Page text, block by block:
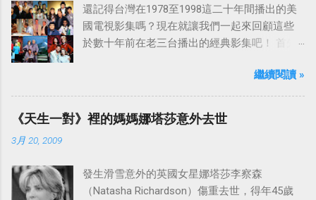
還記得台灣在1978至1998這二十年間播出的美
國電視影集嗎？現在就讓我們一起來回顧這些
於數十年前在老三台播出的經典影集吧！ 首先
「愛之船」（The Love Boat），這部影集最早
是在1977年9月24日至1986年5月24日於美國
ABC頻道首播，共播出了249集。 令人懷念的愛
之船旋律：
繼續閱讀 »
《天生一對》裡的媽媽娜塔莎意外去世
3月 20, 2009
發生滑雪意外的英國女星娜塔莎李察森
（Natasha Richardson）傷重去世，得年45歲